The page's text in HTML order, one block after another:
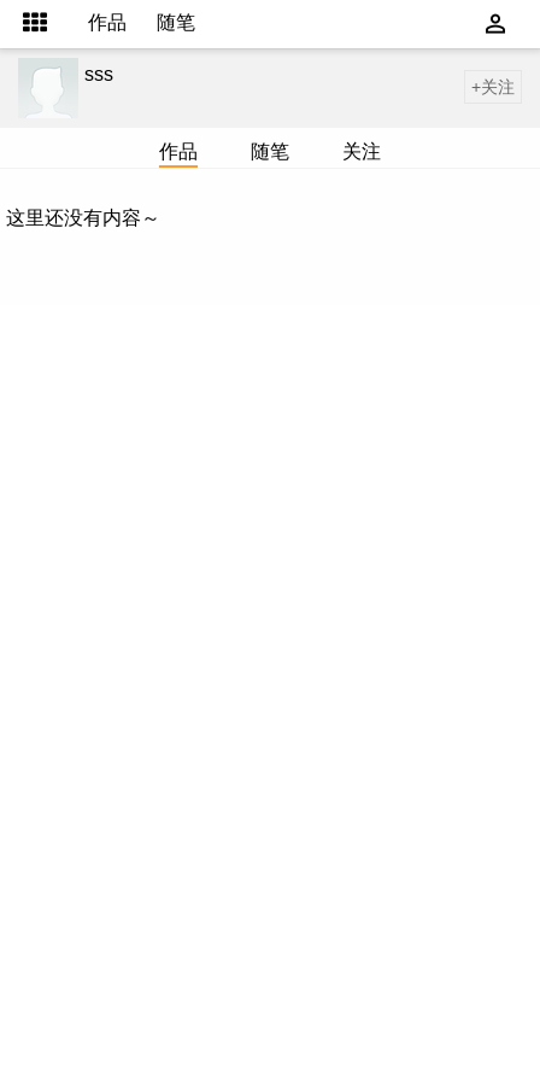
作品 随笔
sss
+关注
作品 随笔 关注
这里还没有内容～